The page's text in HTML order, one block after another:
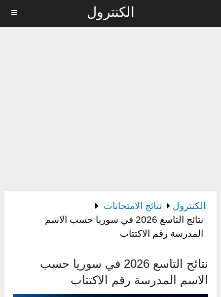
الكنترول MENU
الكنترول
نتائج الامتحانات
نتائج التاسع 2026 في سوريا حسب الاسم
المدرسة رقم الاكتتاب
نتائج التاسع 2026 في سوريا حسب
الاسم المدرسة رقم الاكتتاب